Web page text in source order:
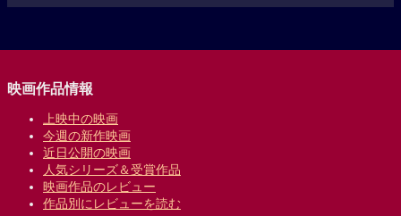
映画作品情報
上映中の映画
今週の新作映画
近日公開の映画
人気シリーズ＆受賞作品
映画作品のレビュー
作品別にレビューを読む